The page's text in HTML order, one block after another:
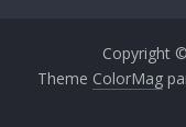
Copyright
Theme ColorMag